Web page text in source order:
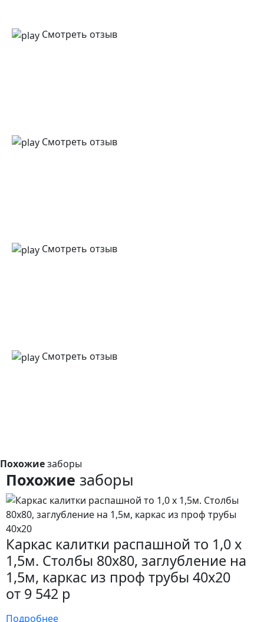
Смотреть отзыв
Смотреть отзыв
Смотреть отзыв
Смотреть отзыв
Похожиезаборы
Похожие заборы
Каркас калитки распашной то 1,0 x
1,5м. Столбы 80х80, заглубление на
1,5м, каркас из проф трубы 40х20
от 9 542 р
Подробнее